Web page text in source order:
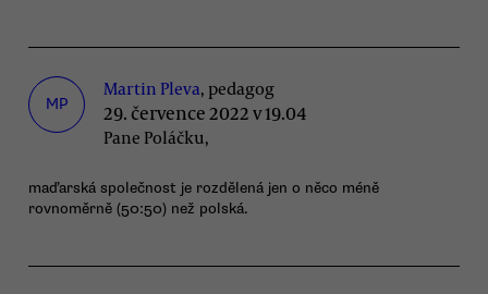
MP
Martin Pleva, pedagog
29. července 2022 v 19.04
Pane Poláčku,
maďarská společnost je rozdělená jen o něco méně
rovnoměrně (50:50) než polská.